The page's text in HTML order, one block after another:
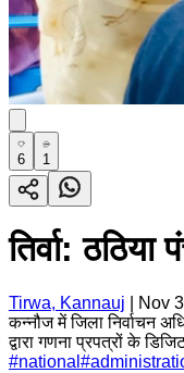
6 1
तिर्वा:
Tirwa, Kannauj
Nov
कन्नौज में जिला निर्वाचन
द्वारा गणना प्रपत्रों के
#national #